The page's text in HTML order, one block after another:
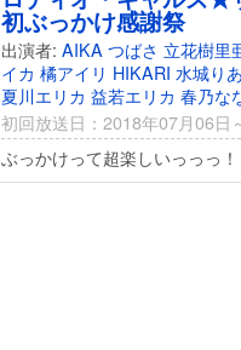
初ぶっかけ感謝祭
出演者: AIKA つばさ 立花樹里
イカ 橘アイリ HIKARI 水城り
夏川エリカ 益若エリカ 春乃な
初回放送日：2018年07月06日
ぶっかけって超楽しいっっっ